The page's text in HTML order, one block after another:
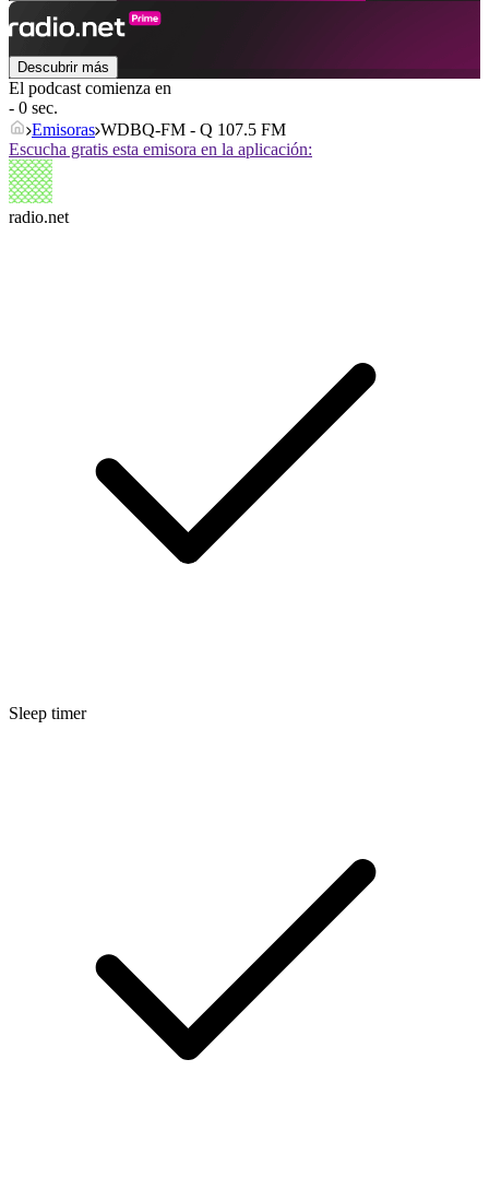
Descubrir más
El podcast comienza en
- 0 sec.
Emisoras WDBQ-FM - Q 107.5 FM
Escucha gratis esta emisora en la aplicación:
radio.net
Sleep timer